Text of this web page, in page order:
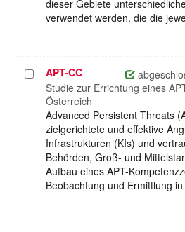
dieser Gebiete
verwendet werden, die die
Projekt
auswählen
APT-CC
Studie zur Errichtung eines
Österreich
Advanced Persistent Threats
zielgerichtete und effektive
Infrastrukturen (KIs) und
Behörden, Groß- und
Aufbau eines APT-
Beobachtung und Ermittlung